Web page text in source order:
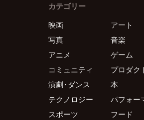
カテゴリー
映画
アート
写真
音楽
アニメ
ゲーム
コミュニティ
プロダク
演劇・ダンス
本
テクノロジー
パフォー
スポーツ
フード